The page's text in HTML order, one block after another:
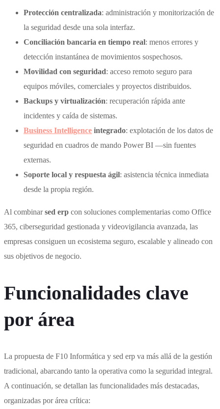
Protección centralizada: administración y monitorización de
la seguridad desde una sola interfaz.
Conciliación bancaria en tiempo real: menos errores y
detección instantánea de movimientos sospechosos.
Movilidad con seguridad: acceso remoto seguro para
equipos móviles, comerciales y proyectos distribuidos.
Backups y virtualización: recuperación rápida ante
incidentes y caída de sistemas.
Business Intelligence integrado: explotación de los datos de
seguridad en cuadros de mando Power BI —sin fuentes
externas.
Soporte local y respuesta ágil: asistencia técnica inmediata
desde la propia región.
Al combinarsed erp con soluciones complementarias como Office
365, ciberseguridad gestionada y videovigilancia avanzada, las
empresas consiguen un ecosistema seguro, escalable y alineado con
sus objetivos de negocio.
Funcionalidades clave
por área
La propuesta de F10 Informática y sed erp va más allá de la gestión
tradicional, abarcando tanto la operativa como la seguridad integral.
A continuación, se detallan las funcionalidades más destacadas,
organizadas por área crítica: